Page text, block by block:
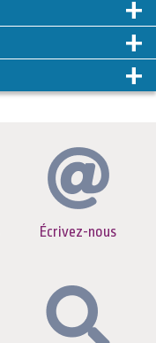
Écrivez-nous